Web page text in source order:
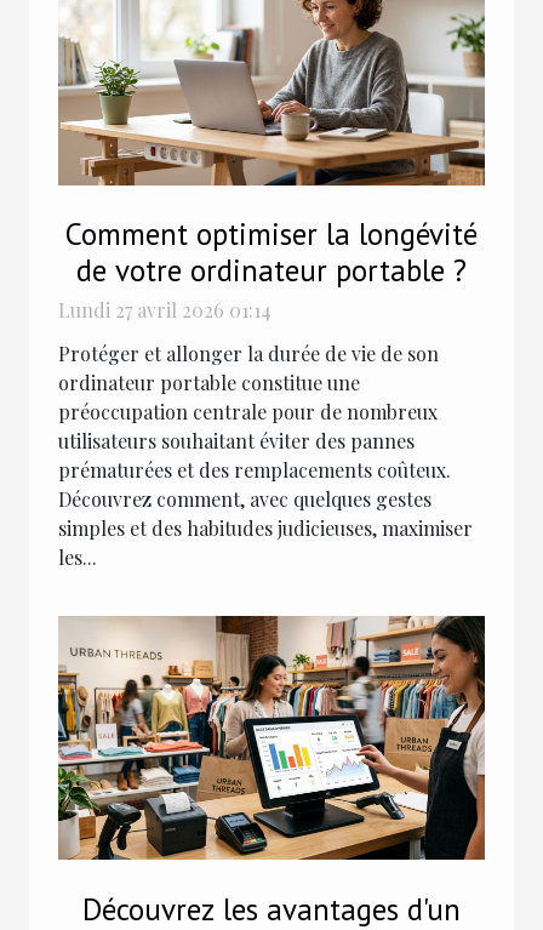
Comment optimiser la longévité
de votre ordinateur portable ?
Lundi 27 avril 2026 01:14
Protéger et allonger la durée de vie de son
ordinateur portable constitue une
préoccupation centrale pour de nombreux
utilisateurs souhaitant éviter des pannes
prématurées et des remplacements coûteux.
Découvrez comment, avec quelques gestes
simples et des habitudes judicieuses, maximiser
les...
Découvrez les avantages d'un